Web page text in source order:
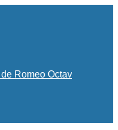
Romeo Octav